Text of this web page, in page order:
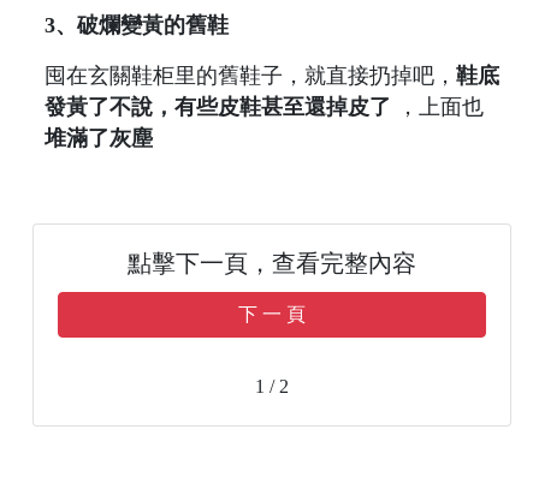
3、破爛變黃的舊鞋
囤在玄關鞋柜里的舊鞋子，就直接扔掉吧， 鞋底
發黃了不說，有些皮鞋甚至還掉皮了 ，上面也
堆滿了灰塵
點擊下一頁，查看完整內容
下 一 頁
1 / 2